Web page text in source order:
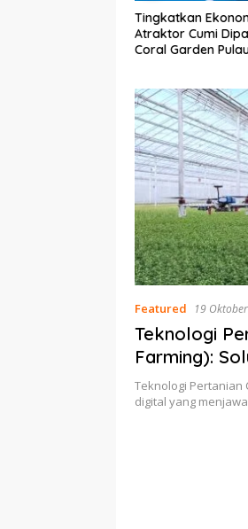
PDKT Danau
Pendekatan
untuk
Featured 19
Teknologi
Farming):
Depan
Teknologi Pertanian
digital yang